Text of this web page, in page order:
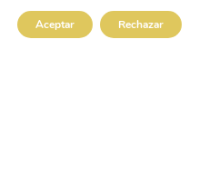
Aceptar Rechazar